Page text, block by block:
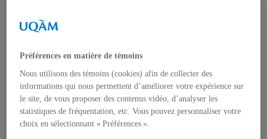
Directions des programmes
Professeur.e.s associé.e.s
Professeur.e.s invité.e.s
Chargé.e.s de cours de géographie
Recherche
Équipes et unités de recherche
Régles d’éthique
Axes de recherche
Préférences en matière de témoins
Nous utilisons des témoins (cookies) afin de collecter des
informations qui nous permettent d’améliorer votre expérience sur
le site, de vous proposer des contenus vidéo, d’analyser les
statistiques de fréquentation, etc. Vous pouvez personnaliser votre
choix en sélectionnant « Préférences ».